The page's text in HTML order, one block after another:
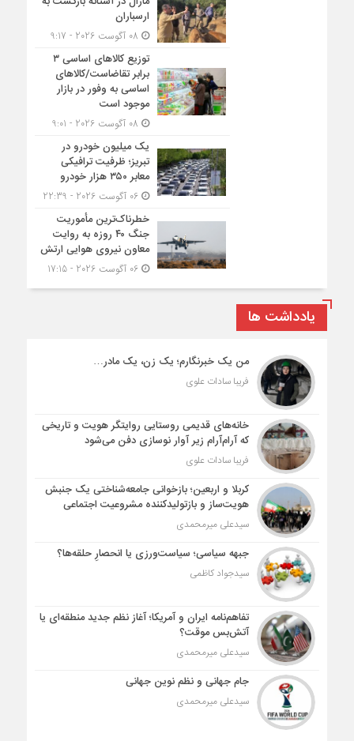
ارسباران
توزیع کالاهای اساسی ۳
برابر تقاضاست/کالاهای
اساسی به وفور در بازار
موجود است
یک میلیون خودرو در
تبریز؛ ظرفیت ترافیکی
معابر ۳۵۰ هزار خودرو
06 آگوست 2026 - 22:39
خطرناک‌ترین مأموریت
جنگ ۴۰ روزه به روایت
معاون نیروی هوایی ارتش
06 آگوست 2026 - 17:15
یادداشت ها
من یک خبرنگارم؛ یک زن، یک مادر…
فریبا سادات علوی
خانه‌های قدیمی روستایی روایتگر هویت و تاریخی
که آرام‌آرام زیر آوار نوسازی دفن می‌شود
فریبا سادات علوی
کربلا و اربعین؛ بازخوانی جامعه‌شناختی یک جنبش
هویت‌ساز و بازتولیدکننده مشروعیت اجتماعی
سیدعلی میرمحمدی
جبهه سیاسی؛ سیاست‌ورزی یا انحصارِ حلقه‌ها؟
سیدجواد کاظمی
تفاهم‌نامه ایران و آمریکا؛ آغاز نظم جدید منطقه‌ای یا
آتش‌بس موقت؟
سیدعلی میرمحمدی
جام جهانی و نظم نوین جهانی
سیدعلی میرمحمدی